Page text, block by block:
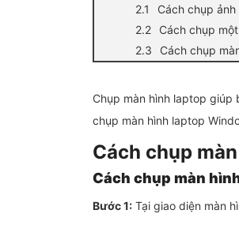
Cách chụp
Cách chụp
Cách chụp
Chụp màn hình laptop giúp
chụp màn hình laptop
Cách chụp
Cách chụp màn
Bước 1: Tại giao diện màn